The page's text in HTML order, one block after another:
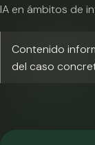
IA en ámbitos de
Contenido
del caso